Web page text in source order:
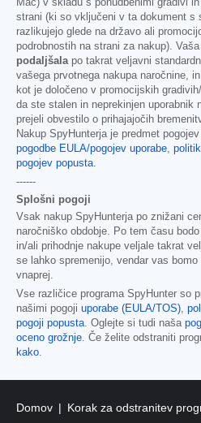
Mac) v skladu s ponudbenimi gradivi
strani (ki so vključeni v ta dokument s
razlikujejo glede na državo ali
podrobnostih na strani za nakup).
podaljšalapo takrat veljavni
vašega prvotnega nakupa naročnine,
kot je določeno v promocijskih
da ste stalen in neprekinjen uporabnik
prejeli obvestilo o prihajajočih
Nakup SpyHunterja je predmet
pogodbe EULA/pogojev uporabe,
pogojev popusta.
------
Splošni pogoji
Vsak nakup SpyHunterja po znižani
naročniško obdobje. Po tem času
in/ali prihodnje nakupe veljale takrat
se lahko spremenijo, vendar vas
vnaprej.
Vse različice programa SpyHunter so
našimi pogoji uporabe (EULA/TOS),
pogoji popusta. Oglejte si tudi naša
oceno grožnje. Če želite odstraniti
kako.
Domov Korak za odstranitev